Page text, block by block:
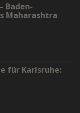
Baden-
Maharashtra
für Karlsruhe: